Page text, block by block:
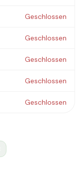
Geschlossen
Geschlossen
Geschlossen
Geschlossen
Geschlossen